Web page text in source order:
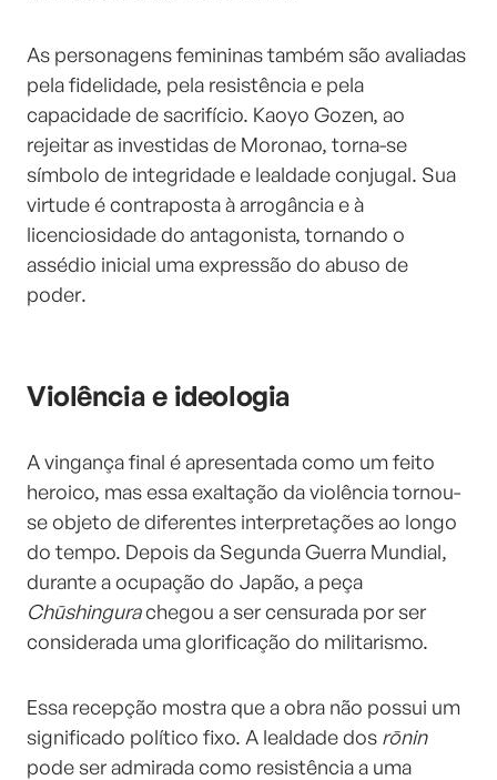
As personagens femininas também são avaliadas
pela fidelidade, pela resistência e pela
capacidade de sacrifício. Kaoyo Gozen, ao
rejeitar as investidas de Moronao, torna-se
símbolo de integridade e lealdade conjugal. Sua
virtude é contraposta à arrogância e à
licenciosidade do antagonista, tornando o
assédio inicial uma expressão do abuso de
poder.
Violência e ideologia
A vingança final é apresentada como um feito
heroico, mas essa exaltação da violência tornou-
se objeto de diferentes interpretações ao longo
do tempo. Depois da Segunda Guerra Mundial,
durante a ocupação do Japão, a peça
Chūshingurachegou a ser censurada por ser
considerada uma glorificação do militarismo.
Essa recepção mostra que a obra não possui um
significado político fixo. A lealdade dos rōnin
pode ser admirada como resistência a uma